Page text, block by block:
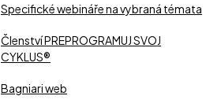
Specifické webináře na vybraná témata
Členství PREPROGRAMUJ SVOJ
CYKLUS®
Bagniari web